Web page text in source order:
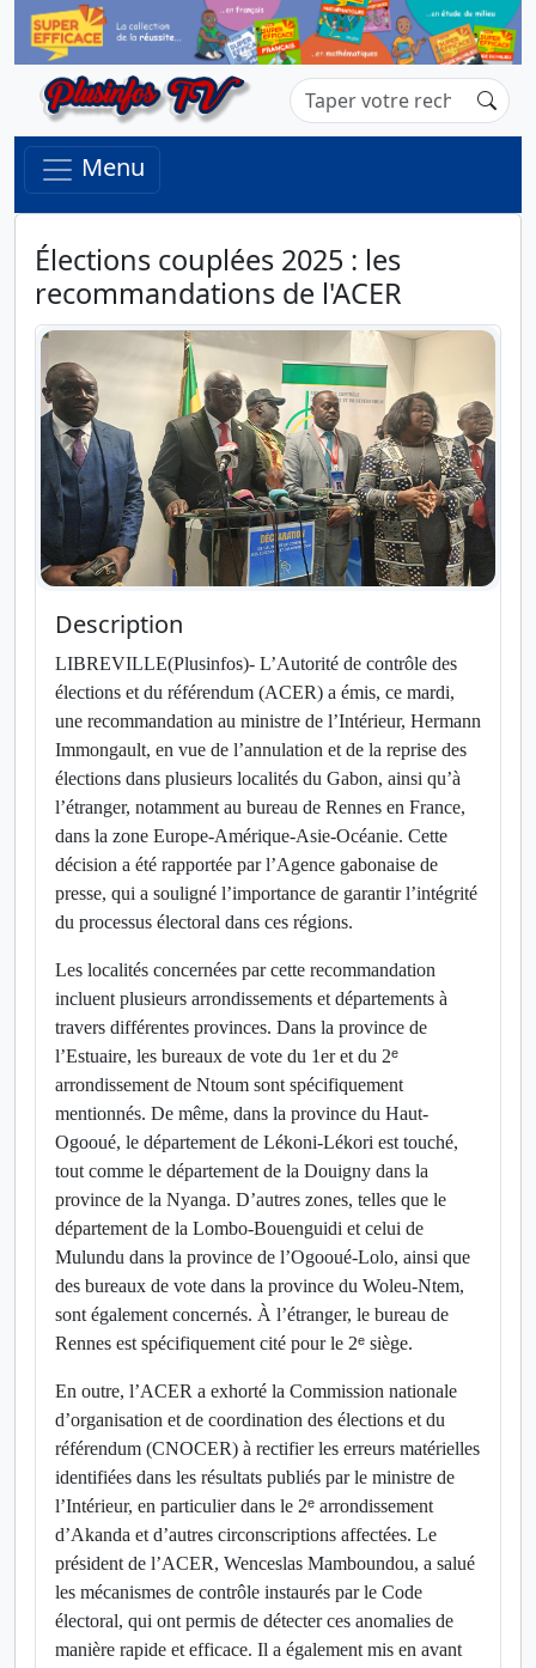
Menu
Élections couplées 2025 : les
recommandations de l'ACER
Description
LIBREVILLE(Plusinfos)- L’Autorité de contrôle des
élections et du référendum (ACER) a émis, ce mardi,
une recommandation au ministre de l’Intérieur, Hermann
Immongault, en vue de l’annulation et de la reprise des
élections dans plusieurs localités du Gabon, ainsi qu’à
l’étranger, notamment au bureau de Rennes en France,
dans la zone Europe-Amérique-Asie-Océanie. Cette
décision a été rapportée par l’Agence gabonaise de
presse, qui a souligné l’importance de garantir l’intégrité
du processus électoral dans ces régions.
Les localités concernées par cette recommandation
incluent plusieurs arrondissements et départements à
travers différentes provinces. Dans la province de
l’Estuaire, les bureaux de vote du 1er et du 2ᵉ
arrondissement de Ntoum sont spécifiquement
mentionnés. De même, dans la province du Haut-
Ogooué, le département de Lékoni-Lékori est touché,
tout comme le département de la Douigny dans la
province de la Nyanga. D’autres zones, telles que le
département de la Lombo-Bouenguidi et celui de
Mulundu dans la province de l’Ogooué-Lolo, ainsi que
des bureaux de vote dans la province du Woleu-Ntem,
sont également concernés. À l’étranger, le bureau de
Rennes est spécifiquement cité pour le 2ᵉ siège.
En outre, l’ACER a exhorté la Commission nationale
d’organisation et de coordination des élections et du
référendum (CNOCER) à rectifier les erreurs matérielles
identifiées dans les résultats publiés par le ministre de
l’Intérieur, en particulier dans le 2ᵉ arrondissement
d’Akanda et d’autres circonscriptions affectées. Le
président de l’ACER, Wenceslas Mamboundou, a salué
les mécanismes de contrôle instaurés par le Code
électoral, qui ont permis de détecter ces anomalies de
manière rapide et efficace. Il a également mis en avant